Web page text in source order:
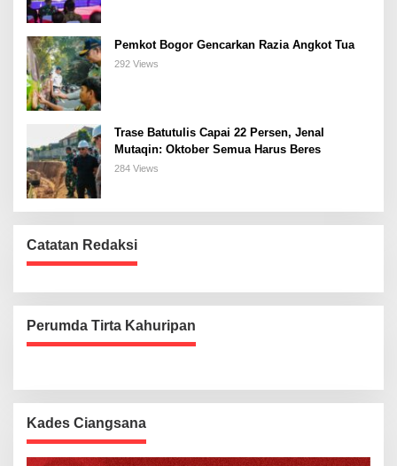
Pemkot Bogor Gencarkan Razia Angkot Tua
292 Views
Trase Batutulis Capai 22 Persen, Jenal
Mutaqin: Oktober Semua Harus Beres
284 Views
Catatan Redaksi
Perumda Tirta Kahuripan
Kades Ciangsana